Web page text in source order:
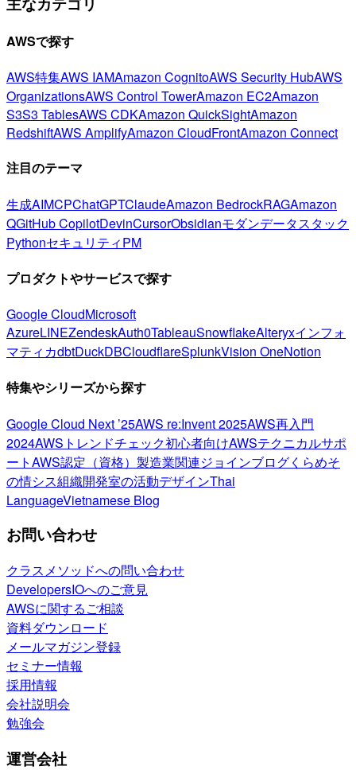
AWSで探す
AWS特集AWS IAMAmazon CognitoAWS Security HubAWS
OrganizationsAWS Control TowerAmazon EC2Amazon
S3S3 TablesAWS CDKAmazon QuickSightAmazon
RedshiftAWS AmplifyAmazon CloudFrontAmazon Connect
注目のテーマ
生成AIMCPChatGPTClaudeAmazon BedrockRAGAmazon
QGitHub CopilotDevinCursorObsidianモダンデータスタック
PythonセキュリティPM
プロダクトやサービスで探す
Google CloudMicrosoft
AzureLINEZendeskAuth0TableauSnowflakeAlteryxインフォ
マティカdbtDuckDBCloudflareSplunkVision OneNotion
特集やシリーズから探す
Google Cloud Next ’25AWS re:Invent 2025AWS再入門
2024AWSトレンドチェック初心者向けAWSテクニカルサポ
ートAWS認定（資格） 製造業関連ジョインブログくらめそ
の情シス組織開発室の活動デザインThai
LanguageVietnamese Blog
お問い合わせ
クラスメソッドへの問い合わせ
DevelopersIOへのご意見
AWSに関するご相談
資料ダウンロード
メールマガジン登録
セミナー情報
採用情報
会社説明会
勉強会
運営会社